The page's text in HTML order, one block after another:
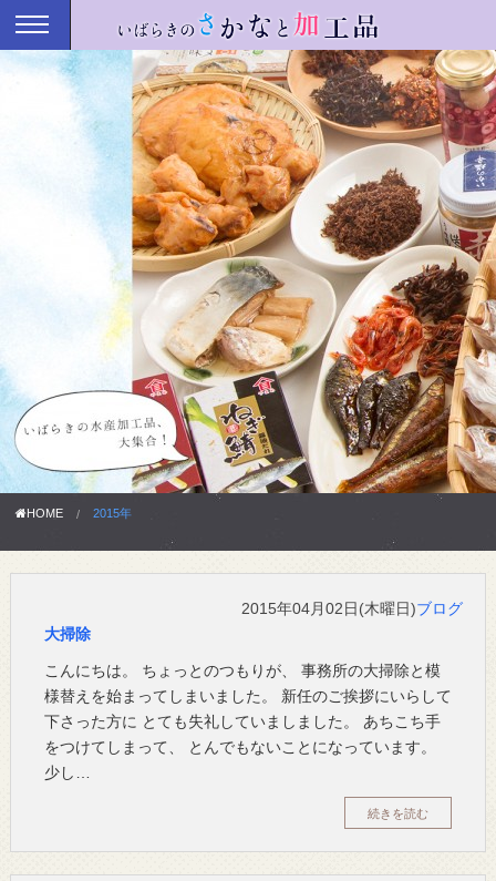
HOME 2015年
2015年04月02日(木曜日)ブログ
大掃除
こんにちは。 ちょっとのつもりが、 事務所の大掃除と模
様替えを始まってしまいました。 新任のご挨拶にいらして
下さった方に とても失礼していましました。 あちこち手
をつけてしまって、 とんでもないことになっています。
少し…
続きを読む